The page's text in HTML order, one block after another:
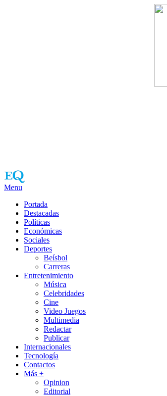
Menu
Portada
Destacadas
Políticas
Económicas
Sociales
Deportes
Beísbol
Carreras
Entretenimiento
Música
Celebridades
Cine
Video Juegos
Multimedia
Redactar
Publicar
Internacionales
Tecnología
Contactos
Más +
Opinion
Editorial